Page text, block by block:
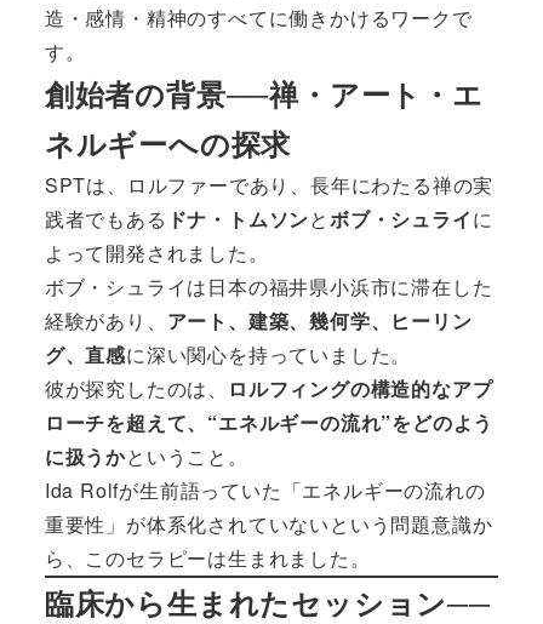
造・感情・精神のすべてに働きかけるワークで
す。
創始者の背景──禅・アート・エ
ネルギーへの探求
SPTは、ロルファーであり、長年にわたる禅の実
践者でもある ドナ・トムソンとボブ・シュライに
よって開発されました。
ボブ・シュライは日本の福井県小浜市に滞在した
経験があり、 アート、建築、幾何学、ヒーリン
グ、直感に深い関心を持っていました。
彼が探究したのは、
ロルフィングの構造的なアプ
ローチを超えて、“エネルギーの流れ”をどのよう
に扱うかということ。
Ida Rolfが生前語っていた「エネルギーの流れの
重要性」が体系化されていないという問題意識か
ら、このセラピーは生まれました。
臨床から生まれたセッション──